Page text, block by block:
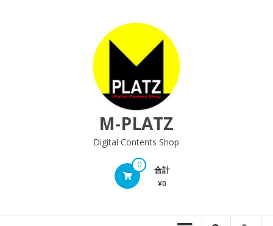
M-PLATZ
Digital Contents Shop
0 合計
¥0